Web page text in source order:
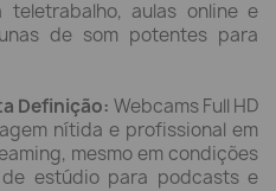
aulas online e
de som potentes para
Definição: Webcams Full HD
nítida e profissional em
mesmo em condições
estúdio para podcasts e